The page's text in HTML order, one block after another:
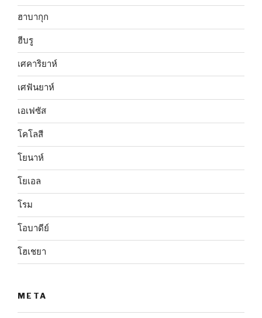
ฮาบากุก
ฮีบรู
เศคาริยาห์
เศฟันยาห์
เอเฟซัส
โคโลสี
โยนาห์
โยเอล
โรม
โอบาดีย์
โฮเชยา
META